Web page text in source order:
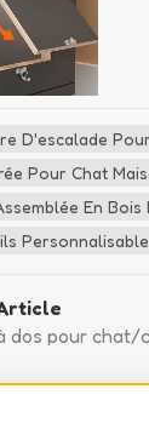
D'escalade
Pour Chat
En
dos pour chat/